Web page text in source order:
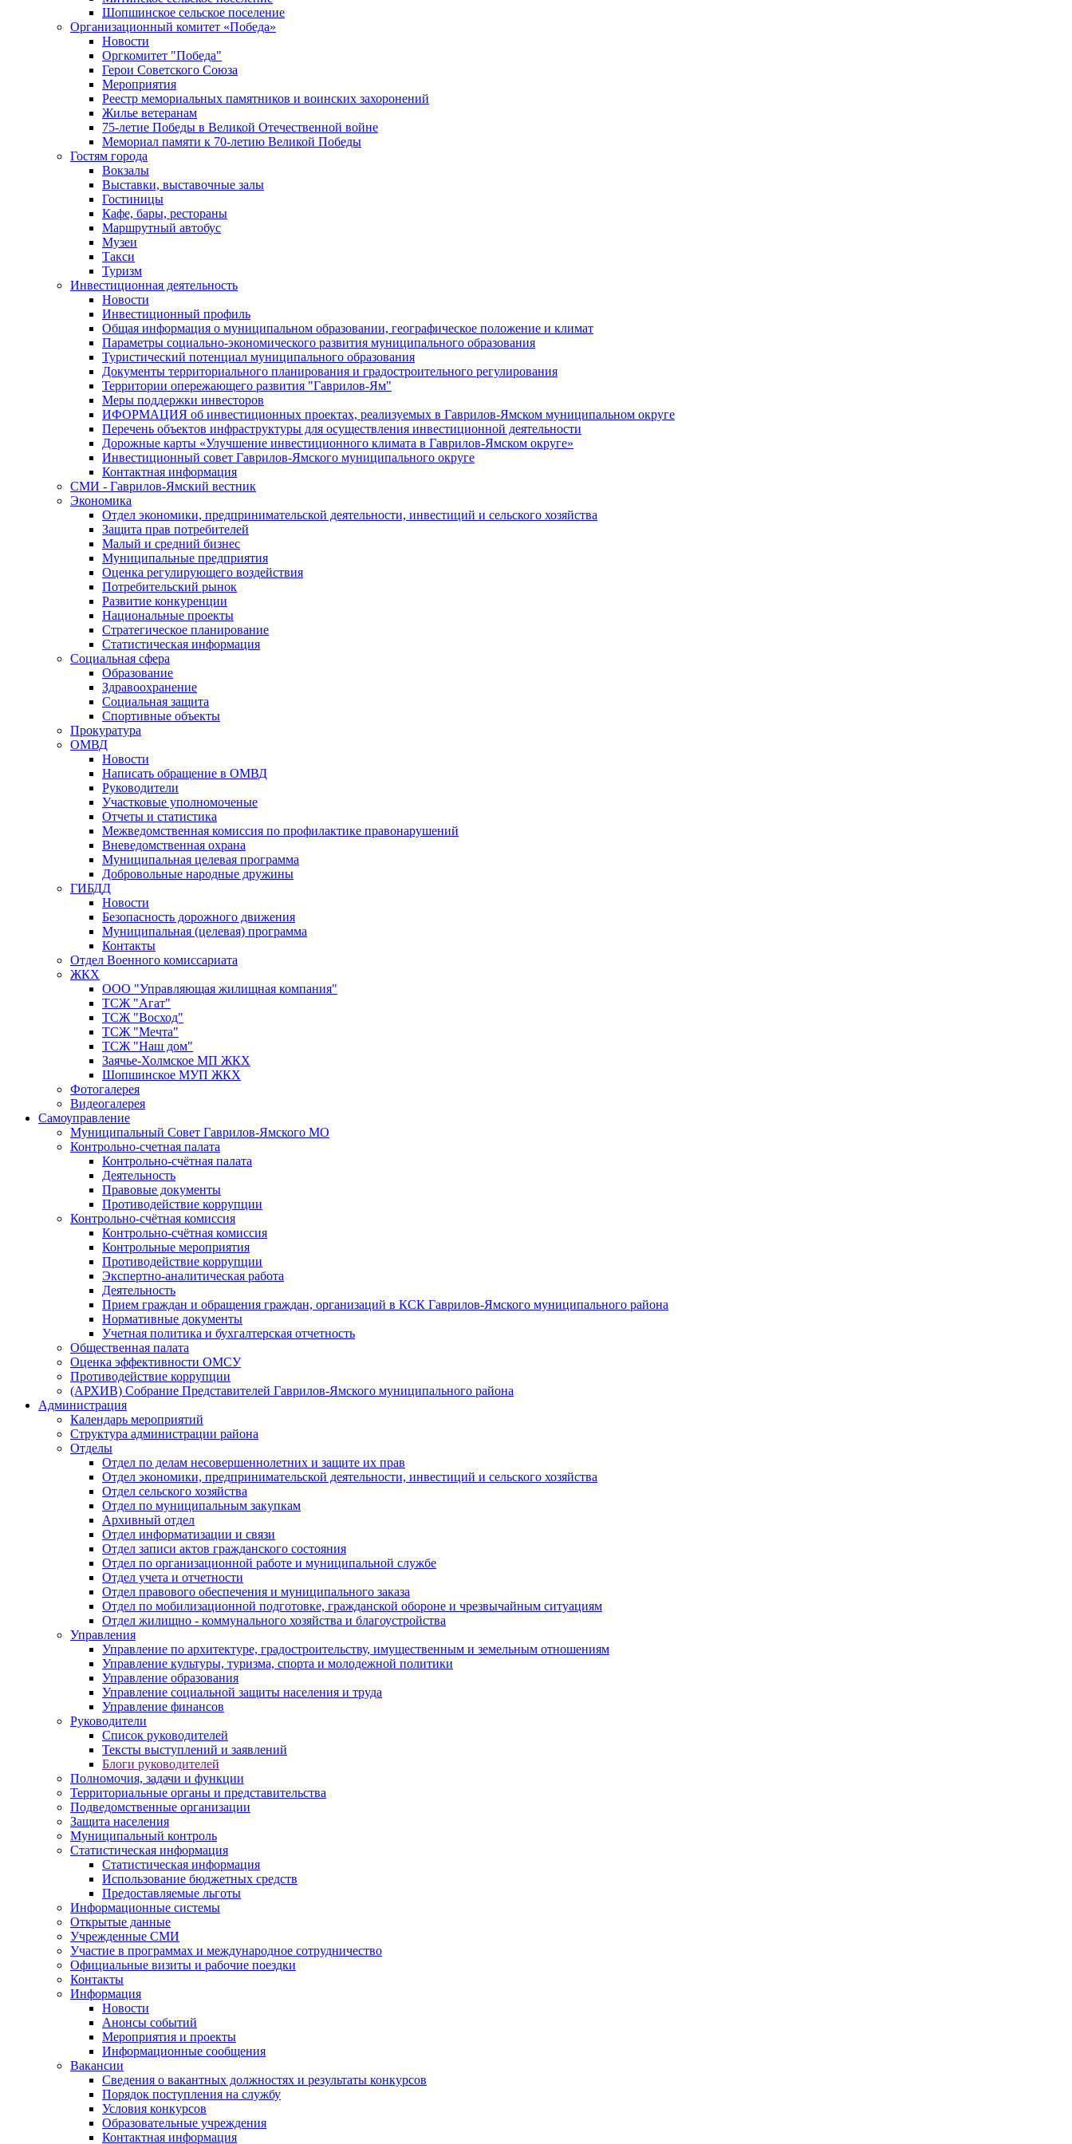
Шопшинское сельское поселение
Организационный комитет «Победа»
Новости
Оргкомитет "Победа"
Герои Советского Союза
Мероприятия
Реестр мемориальных памятников и воинских захоронений
Жилье ветеранам
75-летие Победы в Великой Отечественной войне
Мемориал памяти к 70-летию Великой Победы
Гостям города
Вокзалы
Выставки, выставочные залы
Гостиницы
Кафе, бары, рестораны
Маршрутный автобус
Музеи
Такси
Туризм
Инвестиционная деятельность
Новости
Инвестиционный профиль
Общая информация о муниципальном образовании, географическое положение и климат
Параметры социально-экономического развития муниципального образования
Туристический потенциал муниципального образования
Документы территориального планирования и градостроительного регулирования
Территории опережающего развития "Гаврилов-Ям"
Меры поддержки инвесторов
ИФОРМАЦИЯ об инвестиционных проектах, реализуемых в Гаврилов-Ямском муниципальном округе
Перечень объектов инфраструктуры для осуществления инвестиционной деятельности
Дорожные карты «Улучшение инвестиционного климата в Гаврилов-Ямском округе»
Инвестиционный совет Гаврилов-Ямского муниципального округе
Контактная информация
СМИ - Гаврилов-Ямский вестник
Экономика
Отдел экономики, предпринимательской деятельности, инвестиций и сельского хозяйства
Защита прав потребителей
Малый и средний бизнес
Муниципальные предприятия
Оценка регулирующего воздействия
Потребительский рынок
Развитие конкуренции
Национальные проекты
Стратегическое планирование
Статистическая информация
Социальная сфера
Образование
Здравоохранение
Социальная защита
Спортивные объекты
Прокуратура
ОМВД
Новости
Написать обращение в ОМВД
Руководители
Участковые уполномоченые
Отчеты и статистика
Межведомственная комиссия по профилактике правонарушений
Вневедомственная охрана
Муниципальная целевая программа
Добровольные народные дружины
ГИБДД
Новости
Безопасность дорожного движения
Муниципальная (целевая) программа
Контакты
Отдел Военного комиссариата
ЖКХ
ООО "Управляющая жилищная компания"
ТСЖ "Агат"
ТСЖ "Восход"
ТСЖ "Мечта"
ТСЖ "Наш дом"
Заячье-Холмское МП ЖКХ
Шопшинское МУП ЖКХ
Фотогалерея
Видеогалерея
Самоуправление
Муниципальный Совет Гаврилов-Ямского МО
Контрольно-счетная палата
Контрольно-счётная палата
Деятельность
Правовые документы
Противодействие коррупции
Контрольно-счётная комиссия
Контрольно-счётная комиссия
Контрольные мероприятия
Противодействие коррупции
Экспертно-аналитическая работа
Деятельность
Прием граждан и обращения граждан, организаций в КСК Гаврилов-Ямского муниципального района
Нормативные документы
Учетная политика и бухгалтерская отчетность
Общественная палата
Оценка эффективности ОМСУ
Противодействие коррупции
(АРХИВ) Собрание Представителей Гаврилов-Ямского муниципального района
Администрация
Календарь мероприятий
Структура администрации района
Отделы
Отдел по делам несовершеннолетних и защите их прав
Отдел экономики, предпринимательской деятельности, инвестиций и сельского хозяйства
Отдел сельского хозяйства
Отдел по муниципальным закупкам
Архивный отдел
Отдел информатизации и связи
Отдел записи актов гражданского состояния
Отдел по организационной работе и муниципальной службе
Отдел учета и отчетности
Отдел правового обеспечения и муниципального заказа
Отдел по мобилизационной подготовке, гражданской обороне и чрезвычайным ситуациям
Отдел жилищно - коммунального хозяйства и благоустройства
Управления
Управление по архитектуре, градостроительству, имущественным и земельным отношениям
Управление культуры, туризма, спорта и молодежной политики
Управление образования
Управление социальной защиты населения и труда
Управление финансов
Руководители
Список руководителей
Тексты выступлений и заявлений
Блоги руководителей
Полномочия, задачи и функции
Территориальные органы и представительства
Подведомственные организации
Защита населения
Муниципальный контроль
Статистическая информация
Статистическая информация
Использование бюджетных средств
Предоставляемые льготы
Информационные системы
Открытые данные
Учрежденные СМИ
Участие в программах и международное сотрудничество
Официальные визиты и рабочие поездки
Контакты
Информация
Новости
Анонсы событий
Мероприятия и проекты
Информационные сообщения
Вакансии
Сведения о вакантных должностях и результаты конкурсов
Порядок поступления на службу
Условия конкурсов
Образовательные учреждения
Контактная информация